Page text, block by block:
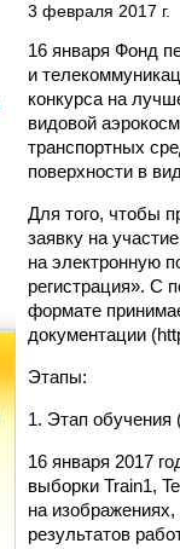
3 февраля 2017 г.
16 января Фонд
и
конкурса на
видовой
транспортных
поверхности в
Для того, чтобы
заявку на
на электронную
регистрация». С
формате
документации
Этапы:
1. Этап обучения
16 января 2017
выборки Train1,
на
результатов